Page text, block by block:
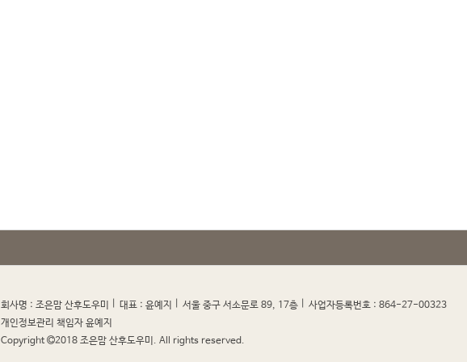
회사명 : 조은맘 산후도우미 대표 : 윤예지 서울 중구 서소문로 89, 17층 사업자등록번호 : 864-27-00323
개인정보관리 책임자 윤예지
Copyright
2018 조은맘 산후도우미. All rights reserved.